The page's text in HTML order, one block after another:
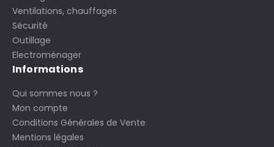
Ventilations, chauffages
Sécurité
Outillage
Electroménager
Informations
Qui sommes nous ?
Mon compte
Conditions Générales de Vente
Mentions légales